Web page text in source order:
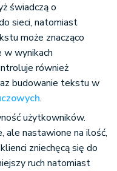
świadczą o
sieci, natomiast
może znacząco
w wynikach
również
budowanie tekstu w
.
użytkowników.
ale nastawione na ilość,
zniechęcą się do
ruch natomiast